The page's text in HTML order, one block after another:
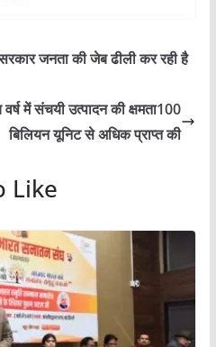
जनता की जेब ढीली कर रही है
में संचयी उत्पादन की क्षमता100
बिलियन यूनिट से अधिक प्राप्त की
Like